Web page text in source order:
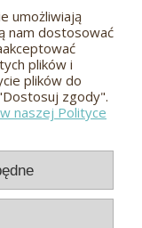
umożliwiają
nam dostosować
plików i
plików do
zgody".
naszej Polityce